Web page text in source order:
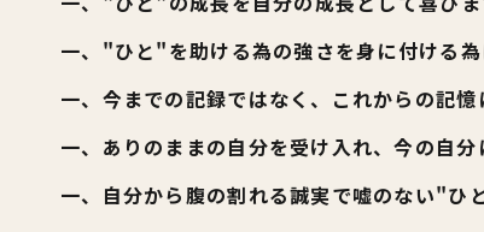
一、"ひと"を助ける為の強さを身に付ける為
一、今までの記録ではなく、これからの記憶
一、ありのままの自分を受け入れ、今の自
一、自分から腹の割れる誠実で嘘のない"ひ